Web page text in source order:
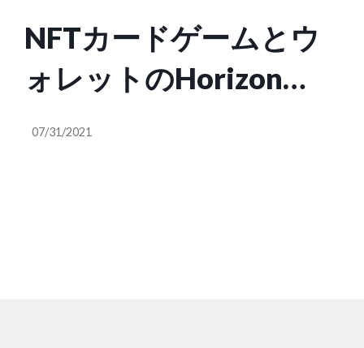
NFTカードゲームとウ
ォレットのHorizon
Blockchain Gamesはブ
07/31/2021